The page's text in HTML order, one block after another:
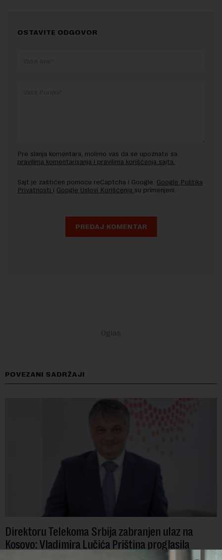
OSTAVITE ODGOVOR
Pre slanja komentara, molimo vas da se upoznate sa
pravilima komentarisanja i pravilima korišćenja sajta.
Sajt je zaštićen pomocu reCaptcha i Google. Google Politika
Privatnosti i Google Uslovi Korišćenja su primenjeni.
POVEZANI SADRŽAJI
Direktoru Telekoma Srbija zabranjen ulaz na
Kosovo: Vladimira Lučića Priština proglasila